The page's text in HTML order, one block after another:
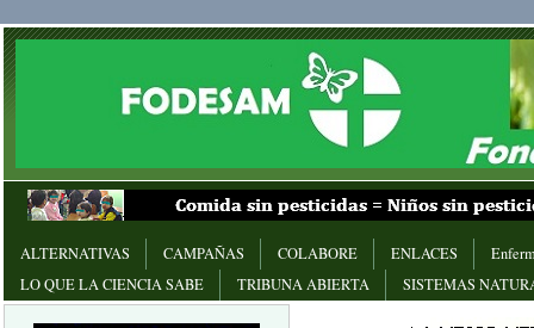
ALTERNATIVAS CAMPAÑAS COLABORE ENLACES
LO QUE LA CIENCIA SABE
TRIBUNA ABIERTA SISTEMAS